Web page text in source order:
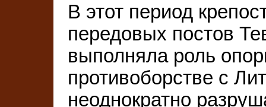
В этот период
передовых постов
выполняла роль
противоборстве с
неоднократно